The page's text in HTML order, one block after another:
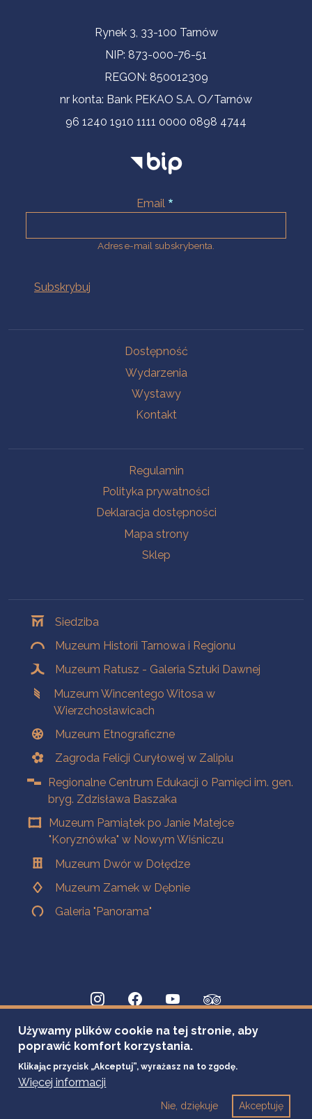
Informacje kontaktoweRynek 3, 33-100 Tarnów
NIP: 873-000-76-51
REGON: 850012309
nr konta: Bank PEKAO S.A. O/Tarnów
96 1240 1910 1111 0000 0898 4744
Email
Adres e-mail subskrybenta.
Dostępność
Wydarzenia
Wystawy
Kontakt
Regulamin
Polityka prywatności
Deklaracja dostępności
Mapa strony
Sklep
Siedziba
Muzeum Historii Tarnowa i Regionu
Muzeum Ratusz - Galeria Sztuki Dawnej
Muzeum Wincentego Witosa w
Wierzchosławicach
Muzeum Etnograficzne
Zagroda Felicji Curyłowej w Zalipiu
Regionalne Centrum Edukacji o Pamięci im. gen.
bryg. Zdzisława Baszaka
Muzeum Pamiątek po Janie Matejce
"Koryznówka" w Nowym Wiśniczu
Muzeum Dwór w Dołędze
Muzeum Zamek w Dębnie
Galeria "Panorama"
Używamy plików cookie na tej stronie, aby
poprawić komfort korzystania.
Klikając przycisk „Akceptuj”, wyrażasz na to zgodę.
Więcej informacji
Akceptuję
Nie, dziękuje